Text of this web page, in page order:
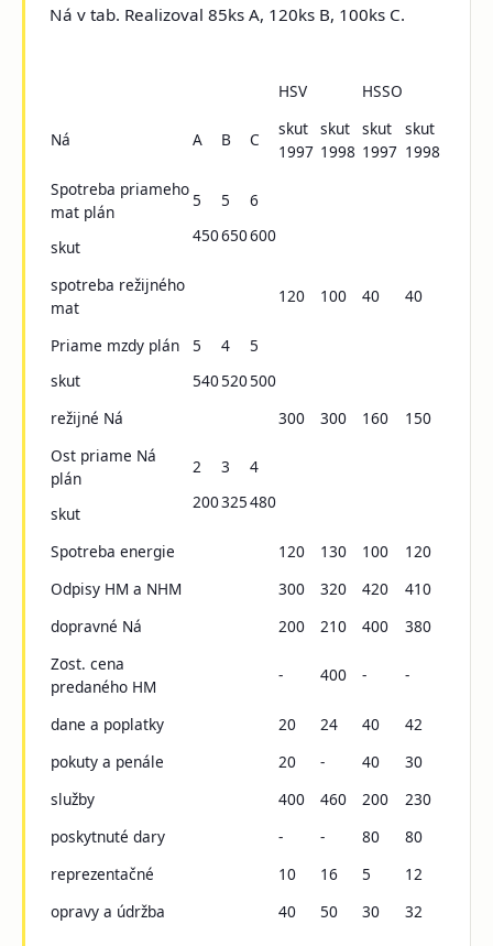
Ná v tab. Realizoval 85ks A, 120ks B, 100ks C.
HSV HSSO
Ná A B C
skut
1997
skut
1998
skut
1997
skut
1998
Spotreba priameho
mat plán
skut
5
450
5
650
6
600
spotreba režijného
mat
120 100 40 40
Priame mzdy plán
skut
5
540
4
520
5
500
režijné Ná
300 300 160
150
Ost priame Ná
plán
skut
2
200
3
325
4
480
Spotreba energie 120 130 100
120
Odpisy HM a NHM
300 320 420
410
dopravné Ná
200 210 400
380
Zost. cena
predaného HM
- 400 - -
dane a poplatky 20 24 40
42
pokuty a penále
20 - 40
30
služby
400 460 200
230
poskytnuté dary
- - 80
80
reprezentačné
10 16 5
12
opravy a údržba
40 50 30 32